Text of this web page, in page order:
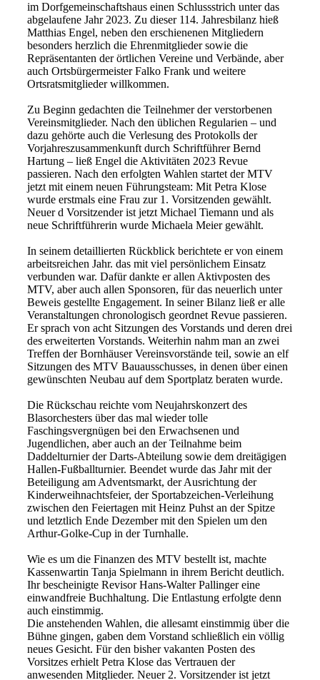
im Dorfgemeinschaftshaus einen Schlussstrich unter das
abgelaufene Jahr 2023. Zu dieser 114. Jahresbilanz hieß
Matthias Engel, neben den erschienenen Mitgliedern
besonders herzlich die Ehrenmitglieder sowie die
Repräsentanten der örtlichen Vereine und Verbände, aber
auch Ortsbürgermeister Falko Frank und weitere
Ortsratsmitglieder willkommen.
Zu Beginn gedachten die Teilnehmer der verstorbenen
Vereinsmitglieder. Nach den üblichen Regularien – und
dazu gehörte auch die Verlesung des Protokolls der
Vorjahreszusammenkunft durch Schriftführer Bernd
Hartung – ließ Engel die Aktivitäten 2023 Revue
passieren. Nach den erfolgten Wahlen startet der MTV
jetzt mit einem neuen Führungsteam: Mit Petra Klose
wurde erstmals eine Frau zur 1. Vorsitzenden gewählt.
Neuer d Vorsitzender ist jetzt Michael Tiemann und als
neue Schriftführerin wurde Michaela Meier gewählt.
In seinem detaillierten Rückblick berichtete er von einem
arbeitsreichen Jahr. das mit viel persönlichem Einsatz
verbunden war. Dafür dankte er allen Aktivposten des
MTV, aber auch allen Sponsoren, für das neuerlich unter
Beweis gestellte Engagement. In seiner Bilanz ließ er alle
Veranstaltungen chronologisch geordnet Revue passieren.
Er sprach von acht Sitzungen des Vorstands und deren drei
des erweiterten Vorstands. Weiterhin nahm man an zwei
Treffen der Bornhäuser Vereinsvorstände teil, sowie an elf
Sitzungen des MTV Bauausschusses, in denen über einen
gewünschten Neubau auf dem Sportplatz beraten wurde.
Die Rückschau reichte vom Neujahrskonzert des
Blasorchesters über das mal wieder tolle
Faschingsvergnügen bei den Erwachsenen und
Jugendlichen, aber auch an der Teilnahme beim
Daddelturnier der Darts-Abteilung sowie dem dreitägigen
Hallen-Fußballturnier. Beendet wurde das Jahr mit der
Beteiligung am Adventsmarkt, der Ausrichtung der
Kinderweihnachtsfeier, der Sportabzeichen-Verleihung
zwischen den Feiertagen mit Heinz Puhst an der Spitze
und letztlich Ende Dezember mit den Spielen um den
Arthur-Golke-Cup in der Turnhalle.
Wie es um die Finanzen des MTV bestellt ist, machte
Kassenwartin Tanja Spielmann in ihrem Bericht deutlich.
Ihr bescheinigte Revisor Hans-Walter Pallinger eine
einwandfreie Buchhaltung. Die Entlastung erfolgte denn
auch einstimmig.
Die anstehenden Wahlen, die allesamt einstimmig über die
Bühne gingen, gaben dem Vorstand schließlich ein völlig
neues Gesicht. Für den bisher vakanten Posten des
Vorsitzes erhielt Petra Klose das Vertrauen der
anwesenden Mitglieder. Neuer 2. Vorsitzender ist jetzt